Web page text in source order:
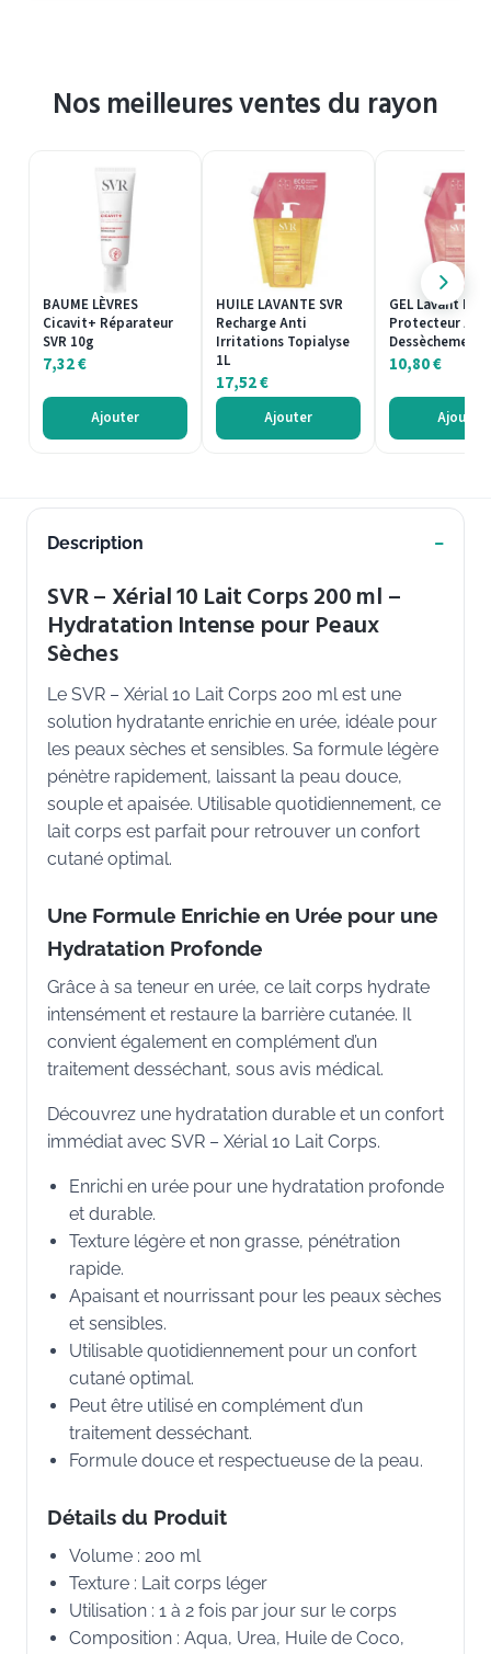
Nos meilleures ventes du rayon
BAUME LÈVRES
Cicavit+ Réparateur
SVR 10g
7,32€
Ajouter
HUILE LAVANTE SVR
Recharge Anti
Irritations Topialyse
1L
17,52€
Ajouter
GEL Lavant
Protecteur Anti
Dessèchement
10,80€
Ajouter
Description
SVR – Xérial 10 Lait Corps 200 ml –
Hydratation Intense pour Peaux
Sèches
Le SVR – Xérial 10 Lait Corps 200 ml est une
solution hydratante enrichie en urée, idéale pour
les peaux sèches et sensibles. Sa formule légère
pénètre rapidement, laissant la peau douce,
souple et apaisée. Utilisable quotidiennement, ce
lait corps est parfait pour retrouver un confort
cutané optimal.
Une Formule Enrichie en Urée pour une
Hydratation Profonde
Grâce à sa teneur en urée, ce lait corps hydrate
intensément et restaure la barrière cutanée. Il
convient également en complément d’un
traitement desséchant, sous avis médical.
Découvrez une hydratation durable et un confort
immédiat avec SVR – Xérial 10 Lait Corps.
Enrichi en urée pour une hydratation profonde
et durable.
Texture légère et non grasse, pénétration
rapide.
Apaisant et nourrissant pour les peaux sèches
et sensibles.
Utilisable quotidiennement pour un confort
cutané optimal.
Peut être utilisé en complément d’un
traitement desséchant.
Formule douce et respectueuse de la peau.
Détails du Produit
Volume : 200 ml
Texture : Lait corps léger
Utilisation : 1 à 2 fois par jour sur le corps
Composition : Aqua, Urea, Huile de Coco,